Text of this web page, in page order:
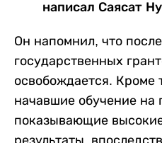
написал Саясат
Он напомнил, что
государственных
освобождается. Кроме
начавшие обучение на
показывающие